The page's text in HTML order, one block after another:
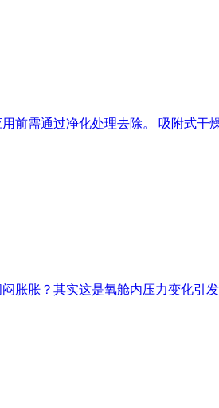
前需通过净化处理去除。 吸附式
胀胀？其实这是氧舱内压力变化